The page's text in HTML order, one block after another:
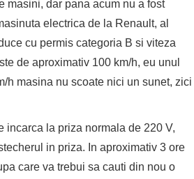
masini, dar pana acum nu a fost
electrica de la Renault, al
cu permis categoria B si viteza
de aproximativ 100 km/h, eu unul
h masina nu scoate nici un sunet, zici
incarca la priza normala de 220 V,
in priza. In aproximativ 3 ore
care va trebui sa cauti din nou o